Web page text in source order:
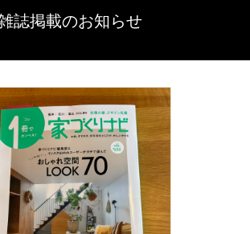
誌掲載のお知らせ